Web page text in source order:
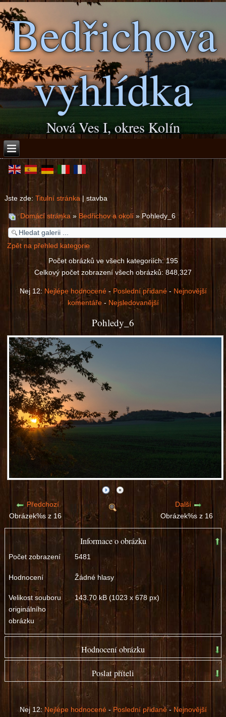
Bedřichova
vyhlídka
Nová Ves I, okres Kolín
Jste zde:Titulní stránka|stavba
Domácí stránka» Bedřichov a okolí» Pohledy_6
Zpět na přehled kategorie
Počet obrázků ve všech kategoriích: 195
Celkový počet zobrazení všech obrázků: 848,327
Nej 12: Nejlépe hodnocené- Poslední přidané- Nejnovější
komentáře- Nejsledovanější
Pohledy_6
Předchozí
Obrázek%s z 16
Další
Obrázek%s z 16
Informace o obrázku
Počet zobrazení 5481
Hodnocení Žádné hlasy
Velikost souboru
originálního
obrázku
143.70 kB (1023 x 678 px)
Hodnocení obrázku
špatný dobrý
Poslat příteli
Prosím, přihlašte se ...
Nej 12:Nejlépe hodnocené- Poslední přidané- Nejnovější